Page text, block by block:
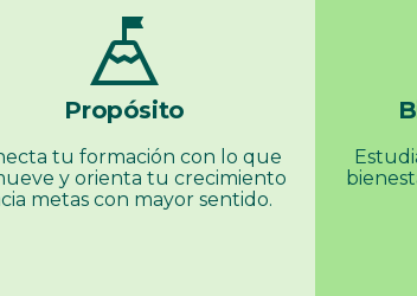
mountain_flag
Propósito
tu formación con lo que
y orienta tu crecimiento
metas con mayor sentido.